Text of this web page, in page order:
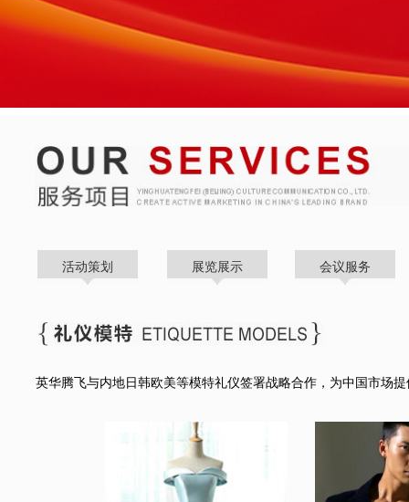
英华腾飞与内地日韩欧美等模特礼仪签署战略合作，为中国市场
活动策划 展览展示 会议服务